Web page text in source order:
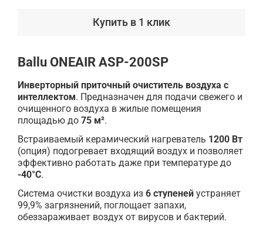
Купить в 1 клик
Ballu ONEAIR ASP-200SP
Инверторный приточный очиститель воздуха с
интеллектом. Предназначен для подачи свежего и
очищенного воздуха в жилые помещения
площадью до 75 м².
Встраиваемый керамический нагреватель 1200 Вт
(опция) подогревает входящий воздух и позволяет
эффективно работать даже при температуре до
-40°C.
Система очистки воздуха из 6 ступеней устраняет
99,9% загрязнений, поглощает запахи,
обеззараживает воздух от вирусов и бактерий.